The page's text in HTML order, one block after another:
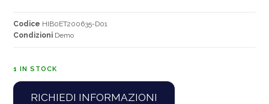
Codice HIB0ET200635-D01
Condizioni Demo
1 IN STOCK
RICHIEDI INFORMAZIONI